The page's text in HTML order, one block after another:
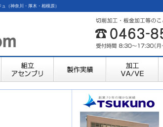
（神奈川・厚木・相模原）